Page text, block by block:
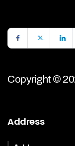
Copyright ©
Address